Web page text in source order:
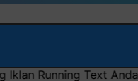
Anda di sini atau bisa